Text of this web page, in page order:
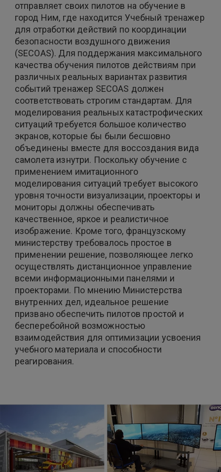
отправляет своих пилотов на обучение в
город Ним, где находится Учебный тренажер
для отработки действий по координации
безопасности воздушного движения
(SECOAS). Для поддержания максимального
качества обучения пилотов действиям при
различных реальных вариантах развития
событий тренажер SECOAS должен
соответствовать строгим стандартам. Для
моделирования реальных катастрофических
ситуаций требуется большое количество
экранов, которые бы были бесшовно
объединены вместе для воссоздания вида
самолета изнутри. Поскольку обучение с
применением имитационного
моделирования ситуаций требует высокого
уровня точности визуализации, проекторы и
мониторы должны обеспечивать
качественное, яркое и реалистичное
изображение. Кроме того, французскому
министерству требовалось простое в
применении решение, позволяющее легко
осуществлять дистанционное управление
всеми информационными панелями и
проекторами. По мнению Министерства
внутренних дел, идеальное решение
призвано обеспечить пилотов простой и
бесперебойной возможностью
взаимодействия для оптимизации усвоения
учебного материала и способности
реагирования.